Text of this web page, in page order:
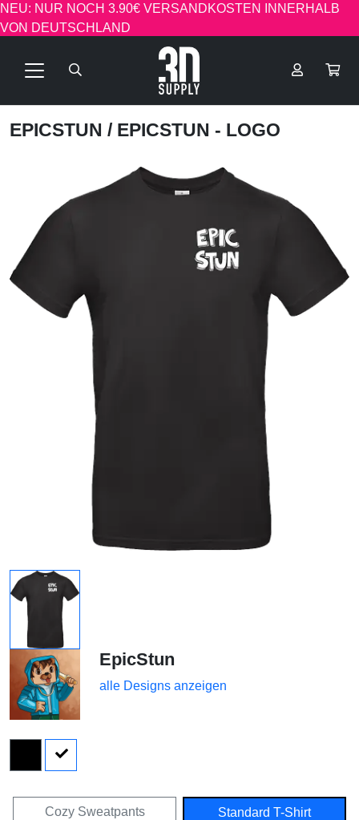
NEU: NUR NOCH 3.90€ VERSANDKOSTEN INNERHALB
VON DEUTSCHLAND
EPICSTUN / EPICSTUN - LOGO
EpicStun
alle Designs anzeigen
Cozy Sweatpants Standard T-Shirt